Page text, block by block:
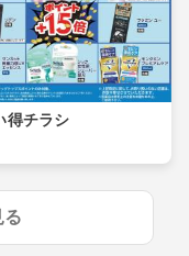
得チラシ
る